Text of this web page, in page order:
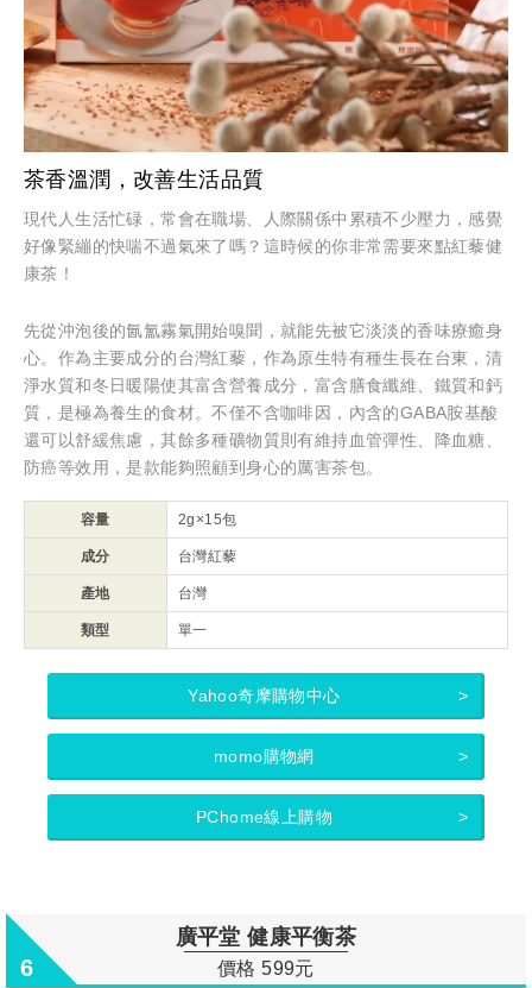
茶香溫潤，改善生活品質
現代人生活忙碌，常會在職場、人際關係中累積不少壓力，感覺
好像緊繃的快喘不過氣來了嗎？這時候的你非常需要來點紅藜健
康茶！
先從沖泡後的氤氳霧氣開始嗅聞，就能先被它淡淡的香味療癒身
心。作為主要成分的台灣紅藜，作為原生特有種生長在台東，清
淨水質和冬日暖陽使其富含營養成分，富含膳食纖維、鐵質和鈣
質，是極為養生的食材。不僅不含咖啡因，內含的GABA胺基酸
還可以舒緩焦慮，其餘多種礦物質則有維持血管彈性、降血糖、
防癌等效用，是款能夠照顧到身心的厲害茶包。
容量 2g×15包
成分 台灣紅藜
產地 台灣
類型 單一
Yahoo奇摩購物中心
momo購物網
PChome線上購物
6
廣平堂 健康平衡茶
價格 599元